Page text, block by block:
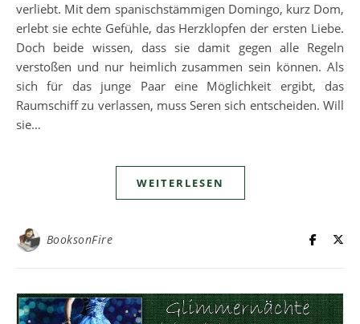
verliebt. Mit dem spanischstämmigen Domingo, kurz Dom,
erlebt sie echte Gefühle, das Herzklopfen der ersten Liebe.
Doch beide wissen, dass sie damit gegen alle Regeln
verstoßen und nur heimlich zusammen sein können. Als
sich für das junge Paar eine Möglichkeit ergibt, das
Raumschiff zu verlassen, muss Seren sich entscheiden. Will
sie…
WEITERLESEN
BooksonFire